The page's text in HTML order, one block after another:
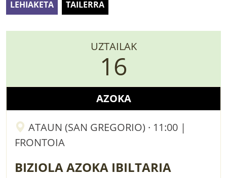
LURRAREN AGENDA
AZOKA
LEHIAKETA TAILERRA
UZTAILAK
16
AZOKA
ATAUN (SAN GREGORIO) · 11:00 |
FRONTOIA
BIZIOLA AZOKA IBILTARIA